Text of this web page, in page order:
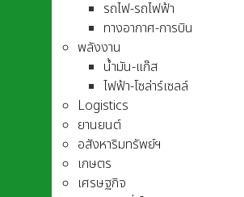
รถไฟ-รถไฟฟ้า
ทางอากาศ-การบิน
พลังงาน
น้ำมัน-แก๊ส
ไฟฟ้า-โซล่าร์เซลล์
Logistics
ยานยนต์
อสังหาริมทรัพย์ฯ
เกษตร
เศรษฐกิจ